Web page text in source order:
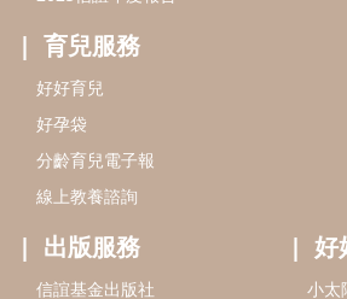
閱讀推廣
Bookstart閱讀起步走
信誼幼兒文學獎
信誼兒童動畫獎
小袋鼠說故事劇團
service@hsin-yi.org.tw
信誼好好育兒